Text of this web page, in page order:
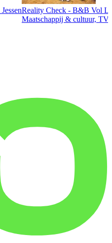
Reality Check - B&B Vol
Maatschappij & cultuur,